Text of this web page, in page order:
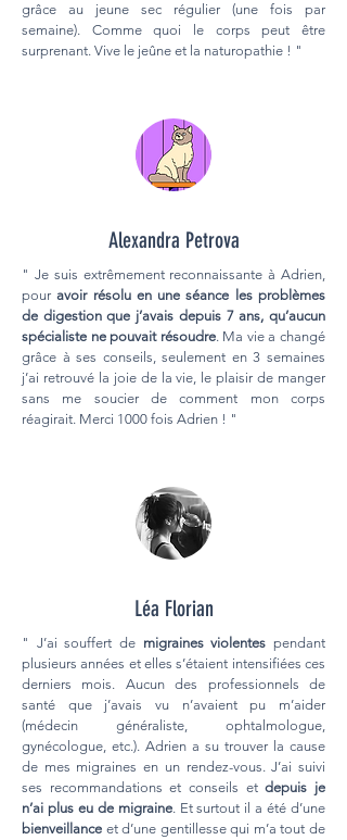
grâce au jeune sec régulier (une fois par
semaine). Comme quoi le corps peut être
surprenant. Vive le jeûne et la naturopathie ! "
Alexandra Petrova
" Je suis extrêmement reconnaissante à Adrien,
pouravoir résolu en une séance les problèmes
de digestion que j’avais depuis 7 ans, qu’aucun
spécialiste ne pouvait résoudre. Ma vie a changé
grâce à ses conseils, seulement en 3 semaines
j’ai retrouvé la joie de la vie, le plaisir de manger
sans me soucier de comment mon corps
réagirait. Merci 1000 fois Adrien ! "
Léa Florian
" J’ai souffert de migraines violentes pendant
plusieurs années et elles s’étaient intensifiées ces
derniers mois. Aucun des professionnels de
santé que j’avais vu n’avaient pu m’aider
(médecin généraliste, ophtalmologue,
gynécologue, etc.). Adrien a su trouver la cause
de mes migraines en un rendez-vous. J’ai suivi
ses recommandations et conseils etdepuis je
n’ai plus eu de migraine. Et surtout il a été d’une
bienveillance et d’une gentillesse qui m’a tout de